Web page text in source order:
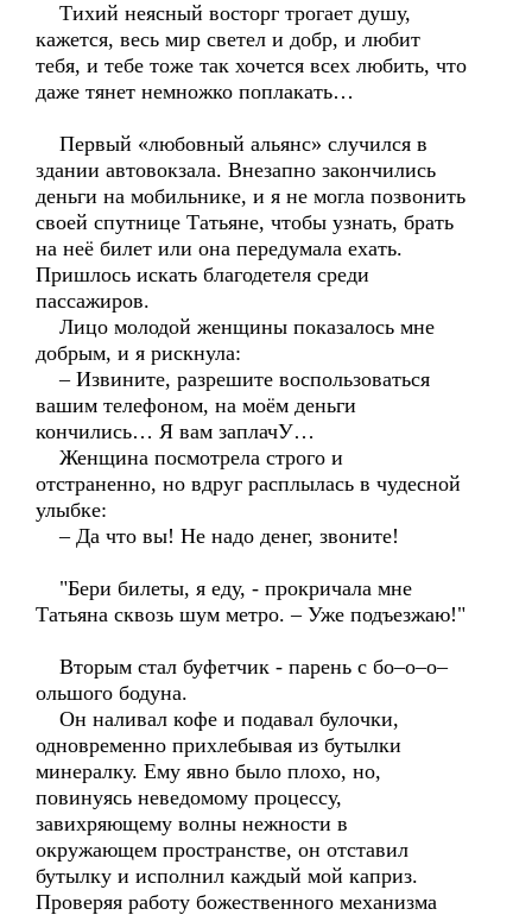
Тихий неясный восторг трогает душу,
кажется, весь мир светел и добр, и любит
тебя, и тебе тоже так хочется всех любить, что
даже тянет немножко поплакать…
Первый «любовный альянс» случился в
здании автовокзала. Внезапно закончились
деньги на мобильнике, и я не могла позвонить
своей спутнице Татьяне, чтобы узнать, брать
на неё билет или она передумала ехать.
Пришлось искать благодетеля среди
пассажиров.
Лицо молодой женщины показалось мне
добрым, и я рискнула:
– Извините, разрешите воспользоваться
вашим телефоном, на моём деньги
кончились… Я вам заплачУ…
Женщина посмотрела строго и
отстраненно, но вдруг расплылась в чудесной
улыбке:
– Да что вы! Не надо денег, звоните!
"Бери билеты, я еду, - прокричала мне
Татьяна сквозь шум метро. – Уже подъезжаю!"
Вторым стал буфетчик - парень с бо–о–о–
ольшого бодуна.
Он наливал кофе и подавал булочки,
одновременно прихлебывая из бутылки
минералку. Ему явно было плохо, но,
повинуясь неведомому процессу,
завихряющему волны нежности в
окружающем пространстве, он отставил
бутылку и исполнил каждый мой каприз.
Проверяя работу божественного механизма